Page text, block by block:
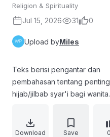
Religion & Spirituality
Jul 15, 2026 31 0
Upload byMiles
Teks berisi pengantar dan
pembahasan tentang
hijab/jilbab syar'i bagi wanita
tuduhan terhadap Islam,
menjauhi ajakan setan, serta
Download Save